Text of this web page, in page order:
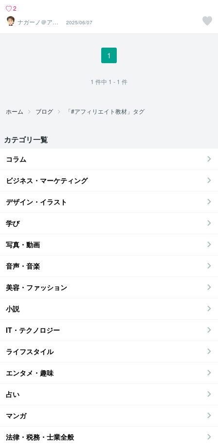
2
ナガーノ＠アフ
ィリエイト歴19
年目
2025/06/07
1
1 件中 1 - 1 件
ホーム ブログ 「#アフィリエイト教材」タグ
カテゴリ一覧
コラム
ビジネス・マーケティング
デザイン・イラスト
学び
写真・動画
音声・音楽
美容・ファッション
小説
IT・テクノロジー
ライフスタイル
エンタメ・趣味
占い
マンガ
法律・税務・士業全般